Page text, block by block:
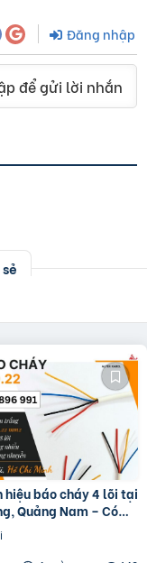
Đăng nhập
để gửi lời nhắn
hiệu báo cháy 4 lõi tại
Quảng Nam – Có
lớn